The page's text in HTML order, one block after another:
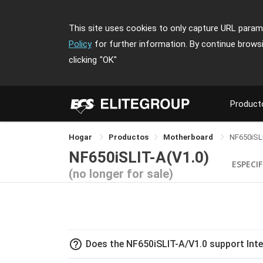
This site uses cookies to only capture URL
Policy for further information. By continue
clicking "OK"
Hogar Productos Motherboard
NF650iSLIT-A(V1.0)
(no longer for sale)
help_outline Does the NF650iSLIT-A/V1.0 support